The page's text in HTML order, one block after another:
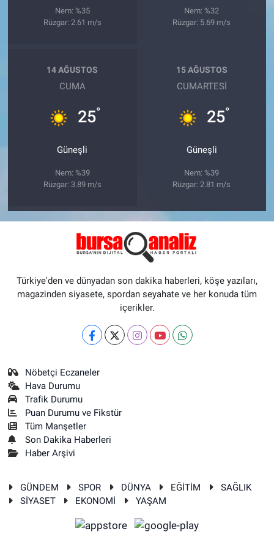
Nem: %35
Rüzgar: 2.61 m/s
Nem: %32
Rüzgar: 5.69 m/s
14 AĞUSTOS
CUMA
25°
Güneşli
Nem: %39
Rüzgar: 3.89 m/s
15 AĞUSTOS
CUMARTESI
25°
Güneşli
Nem: %39
Rüzgar: 2.81 m/s
Türkiye'den ve dünyadan son dakika haberleri, köşe yazıları,
magazinden siyasete, spordan seyahate ve her konuda tüm
içerikler.
Nöbetçi Eczaneler
Hava Durumu
Trafik Durumu
Puan Durumu ve Fikstür
Tüm Manşetler
Son Dakika Haberleri
Haber Arşivi
GÜNDEM SPOR DÜNYA EĞİTİM
SAĞLIK
SİYASET
EKONOMİ YAŞAM